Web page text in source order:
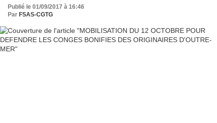
Publié le 01/09/2017 à 16:46
Par FSAS-CGTG